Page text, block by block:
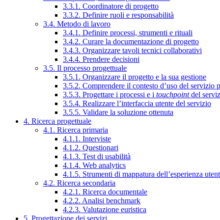
3.3.1. Coordinatore di progetto
3.3.2. Definire ruoli e responsabilità
3.4. Metodo di lavoro
3.4.1. Definire processi, strumenti e rituali
3.4.2. Curare la documentazione di progetto
3.4.3. Organizzare tavoli tecnici collaborativi
3.4.4. Prendere decisioni
3.5. Il processo progettuale
3.5.1. Organizzare il progetto e la sua gestione
3.5.2. Comprendere il contesto d’uso del servizio
3.5.3. Progettare i processi e i touchpointdel
3.5.4. Realizzare l’interfaccia utente del servizio
3.5.5. Validare la soluzione ottenuta
4. Ricerca progettuale
4.1. Ricerca primaria
4.1.1. Interviste
4.1.2. Questionari
4.1.3. Test di usabilità
4.1.4. Web analytics
4.1.5. Strumenti di mappatura dell’esperienza
4.2. Ricerca secondaria
4.2.1. Ricerca documentale
4.2.2. Analisi benchmark
4.2.3. Valutazione euristica
5. Progettazione dei servizi